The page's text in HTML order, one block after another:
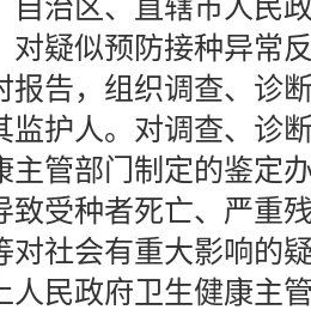
自治区、直辖市人民
似预防接种异常反
报告，组织调查、诊
监护人。对调查、诊
主管部门制定的鉴定
受种者死亡、严重残
对社会有重大影响的
人民政府卫生健康主